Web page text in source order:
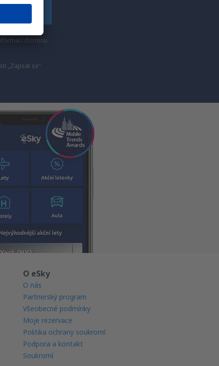
(formou
„Zapsat se“
O eSky
O nás
Partnerský program
Všeobecné podmínky
Moje rezervace
Politika ochrany soukromí
Podpora a kontakt
Soukromí